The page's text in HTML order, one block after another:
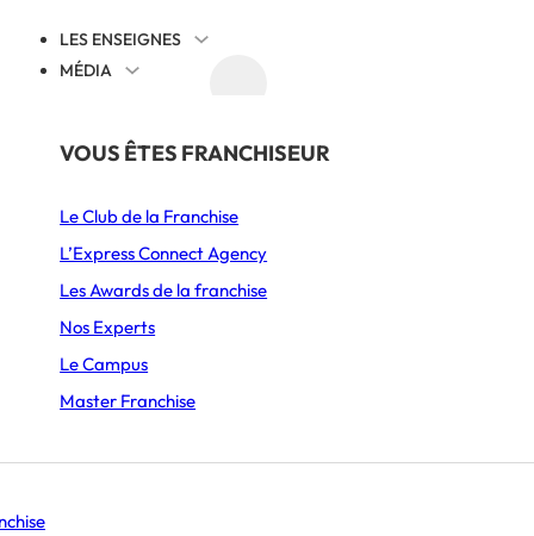
LES ENSEIGNES
PAR SECTEUR
Alimentation
Ameublement & Décoration
Automobile, Moto & Cycle
Beauté & Bien-être
MÉDIA
THÉMATIQUES
Juridique
Cession reprise
International
Comprendre la franchise
S’implanter
Animation et communication
VOUS ÊTES FRANCHISEUR
Le Club de la Franchise
L’Express Connect Agency
Les Awards de la franchise
Nos Experts
Le Campus
Master Franchise